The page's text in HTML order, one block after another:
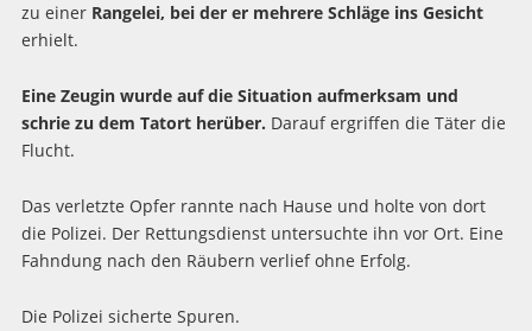
zu einerRangelei, bei der er mehrere Schläge ins Gesicht
erhielt.
Eine Zeugin wurde auf die Situation aufmerksam und
schrie zu dem Tatort herüber. Darauf ergriffen die Täter die
Flucht.
Das verletzte Opfer rannte nach Hause und holte von dort
die Polizei. Der Rettungsdienst untersuchte ihn vor Ort. Eine
Fahndung nach den Räubern verlief ohne Erfolg.
Die Polizei sicherte Spuren.